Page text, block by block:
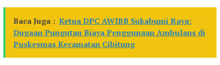
Baca Juga : Ketua DPC AWIBB Sukabumi Raya:
Dugaan Pungutan Biaya Penggunaan Ambulans di
Puskesmas Kecamatan Cibitung